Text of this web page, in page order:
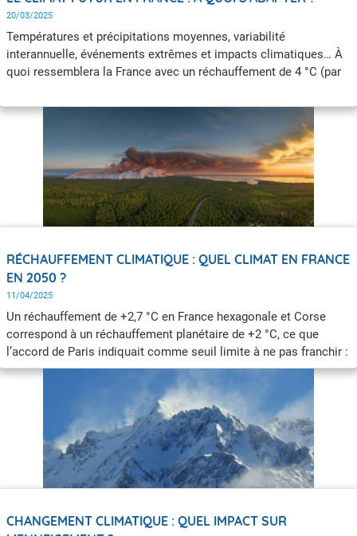
20/03/2025
Températures et précipitations moyennes, variabilité
interannuelle, événements extrêmes et impacts climatiques… À
quoi ressemblera la France avec un réchauffement de 4 °C (par
connaître précisément les évolutions climatiques futures pour
RÉCHAUFFEMENT CLIMATIQUE : QUEL CLIMAT EN FRANCE
EN 2050 ?
11/04/2025
Un réchauffement de +2,7 °C en France hexagonale et Corse
correspond à un réchauffement planétaire de +2 °C, ce que
l’accord de Paris indiquait comme seuil limite à ne pas franchir :
c’est donc une valeur qui n’a rien d’anodin. En effet, les experts
estiment qu’à ce niveau, les phénomènes extrêmes comme les
canicules, les sécheresses, les feux de forêt et les inondations
deviendraient beaucoup plus fréquents et intenses.
CHANGEMENT CLIMATIQUE : QUEL IMPACT SUR